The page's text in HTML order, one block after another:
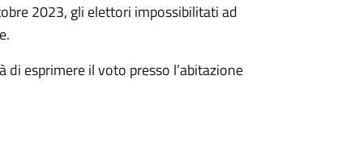
2023, gli elettori impossibilitati ad
esprimere il voto presso l’abitazione